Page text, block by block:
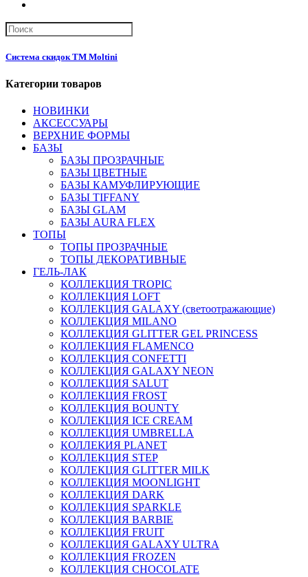
Система скидок ТМ Moltini
Категории товаров
НОВИНКИ
АКСЕССУАРЫ
ВЕРХНИЕ ФОРМЫ
БАЗЫ
БАЗЫ ПРОЗРАЧНЫЕ
БАЗЫ ЦВЕТНЫЕ
БАЗЫ КАМУФЛИРУЮЩИЕ
БАЗЫ TIFFANY
БАЗЫ GLAM
БАЗЫ AURA FLEX
ТОПЫ
ТОПЫ ПРОЗРАЧНЫЕ
ТОПЫ ДЕКОРАТИВНЫЕ
ГЕЛЬ-ЛАК
КОЛЛЕКЦИЯ TROPIC
КОЛЛЕКЦИЯ LOFT
КОЛЛЕКЦИЯ GALAXY (светоотражающие)
КОЛЛЕКЦИЯ MILANO
КОЛЛЕКЦИЯ GLITTER GEL PRINCESS
КОЛЛЕКЦИЯ FLAMENCO
КОЛЛЕКЦИЯ CONFETTI
КОЛЛЕКЦИЯ GALAXY NEON
КОЛЛЕКЦИЯ SALUT
КОЛЛЕКЦИЯ FROST
КОЛЛЕКЦИЯ BOUNTY
КОЛЛЕКЦИЯ ICE CREAM
КОЛЛЕКЦИЯ UMBRELLA
КОЛЛЕКИЯ PLANET
КОЛЛЕКЦИЯ STEP
КОЛЛЕКЦИЯ GLITTER MILK
КОЛЛЕКЦИЯ MOONLIGHT
КОЛЛЕКЦИЯ DARK
КОЛЛЕКЦИЯ SPARKLE
КОЛЛЕКЦИЯ BARBIE
КОЛЛЕКЦИЯ FRUIT
КОЛЛЕКЦИЯ GALAXY ULTRA
КОЛЛЕКЦИЯ FROZEN
КОЛЛЕКЦИЯ CHOCOLATE